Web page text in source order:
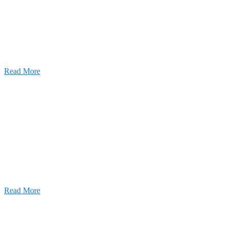
Read More
Read More